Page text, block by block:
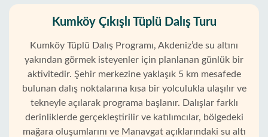
Kumköy Çıkışlı Tüplü Dalış Turu
Kumköy Tüplü Dalış Programı, Akdeniz’de su altını
yakından görmek isteyenler için planlanan günlük bir
aktivitedir. Şehir merkezine yaklaşık 5 km mesafede
bulunan dalış noktalarına kısa bir yolculukla ulaşılır ve
tekneyle açılarak programa başlanır. Dalışlar farklı
derinliklerde gerçekleştirilir ve katılımcılar, bölgedeki
mağara oluşumlarını ve Manavgat açıklarındaki su altı